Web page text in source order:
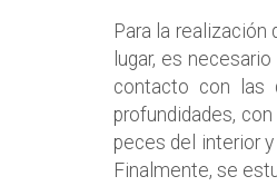
Para la
lugar, es
contacto con las
profundidades,
peces del interior
Finalmente, se